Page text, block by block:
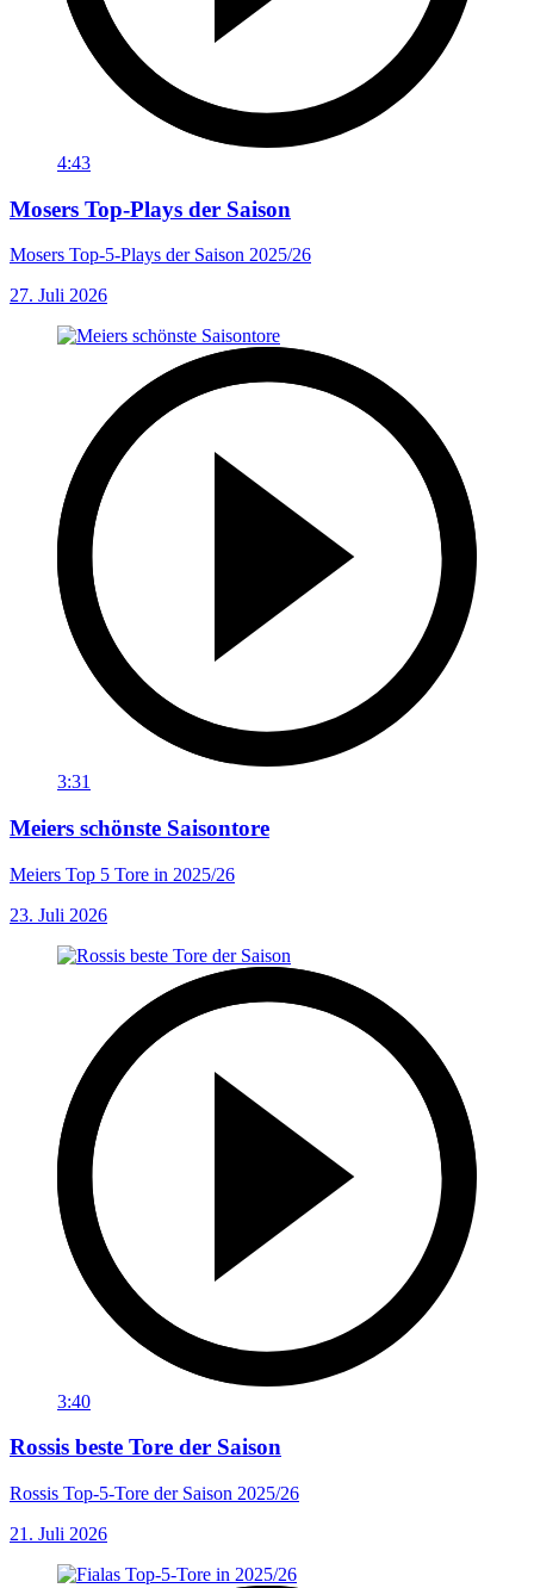
4:43
Mosers Top-Plays der Saison
Mosers Top-5-Plays der Saison 2025/26
27. Juli 2026
3:31
Meiers schönste Saisontore
Meiers Top 5 Tore in 2025/26
23. Juli 2026
3:40
Rossis beste Tore der Saison
Rossis Top-5-Tore der Saison 2025/26
21. Juli 2026